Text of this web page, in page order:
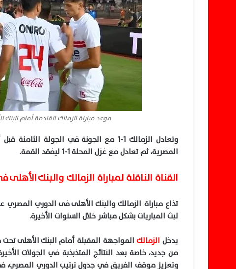
موعد مباراة الزمالك القادمة أمام البنك
المصرية، ثم تعادل مع غزل المحلة 1-1 ليفقد القمة.
القناة الناقلة لمباراة الزمالك والبنك
تذاع مباراة الزمالك والبنك الأهلى فى الدوري المصري
لبث المباريات بشكل مباشر خلال السنوات الأخيرة.
يدخل الزمالكالمواجهة المقبلة أمام البنك الأهلى
من جديد، خاصة بعد النتائج المتذبذبة في الجولات
وتعزيز موقف الفريق في جدول ترتيب الدوري المصري،